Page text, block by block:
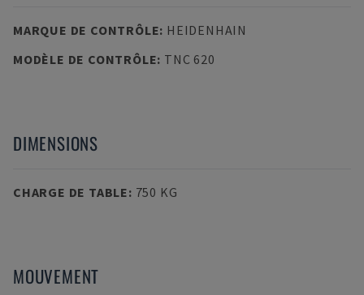
MARQUE DE CONTRÔLE: HEIDENHAIN
MODÈLE DE CONTRÔLE: TNC 620
DIMENSIONS
CHARGE DE TABLE: 750 KG
MOUVEMENT